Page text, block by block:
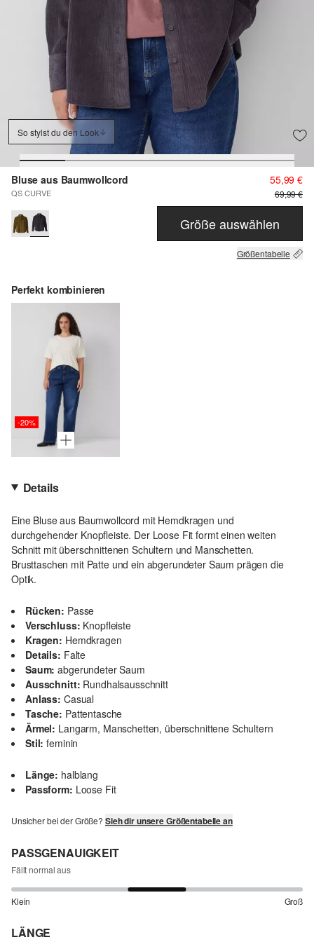
So stylst du den Look
Bluse aus Baumwollcord
QS CURVE
55,99 €
69,99 €
Größe auswählen
Größentabelle
Perfekt kombinieren
-20%
Details
Eine Bluse aus Baumwollcord mit Hemdkragen und
durchgehender Knopfleiste. Der Loose Fit formt einen weiten
Schnitt mit überschnittenen Schultern und Manschetten.
Brusttaschen mit Patte und ein abgerundeter Saum prägen die
Optik.
Rücken: Passe
Verschluss: Knopfleiste
Kragen: Hemdkragen
Details: Falte
Saum: abgerundeter Saum
Ausschnitt: Rundhalsausschnitt
Anlass: Casual
Tasche: Pattentasche
Ärmel: Langarm, Manschetten, überschnittene Schultern
Stil: feminin
Länge: halblang
Passform: Loose Fit
Unsicher bei der Größe? Sieh dir unsere Größentabelle an
PASSGENAUIGKEIT
Fällt normal aus
Klein Groß
LÄNGE